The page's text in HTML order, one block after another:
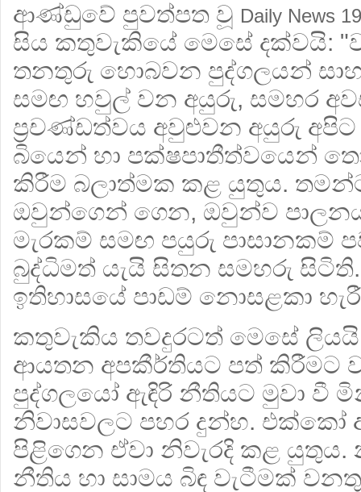
ආණ්ඩුවේ පුවත්පත වූ Daily News
සිය කතුවැකියේ මෙසේ දක්වයි:
තනතුරු හොබවන පුද්ගලයන්
සමඟ හවුල් වන අයුරු, සමහර
ප්‍රචණ්ඩත්වය අවුළුවන අයුරු අපිට
බියෙන් හා පක්ෂපාතීත්වයෙන්
කිරීම බලාත්මක කළ යුතුය.
ඔවුන්ගෙන් ගෙන, ඔවුන්ව
මැරකම් සමඟ පයුරු පාසානකම්
බුද්ධිමත් යැයි සිතන සමහරු
ඉතිහාසයේ පාඩම් නොසළකා
කතුවැකිය තවදුරටත් මෙසේ
ආයතන අපකීර්තියට පත් කිරීමට
පුද්ගලයෝ ඇඳිරි නීතියට මුවා වී
නිවාසවලට පහර දුන්හ. එක්කෝ
පිළිගෙන ඒවා නිවැරදි කළ
නීතිය හා සාමය බිඳ වැටීමක්